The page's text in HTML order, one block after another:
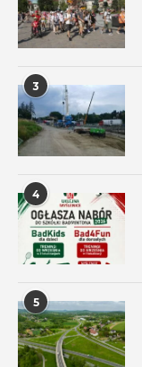
3
4
5